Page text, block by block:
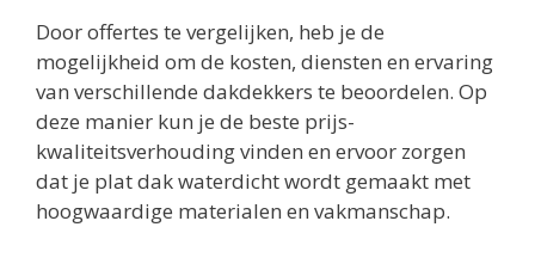
Door offertes te vergelijken, heb je de
mogelijkheid om de kosten, diensten en ervaring
van verschillende dakdekkers te beoordelen. Op
deze manier kun je de beste prijs-
kwaliteitsverhouding vinden en ervoor zorgen
dat je plat dak waterdicht wordt gemaakt met
hoogwaardige materialen en vakmanschap.